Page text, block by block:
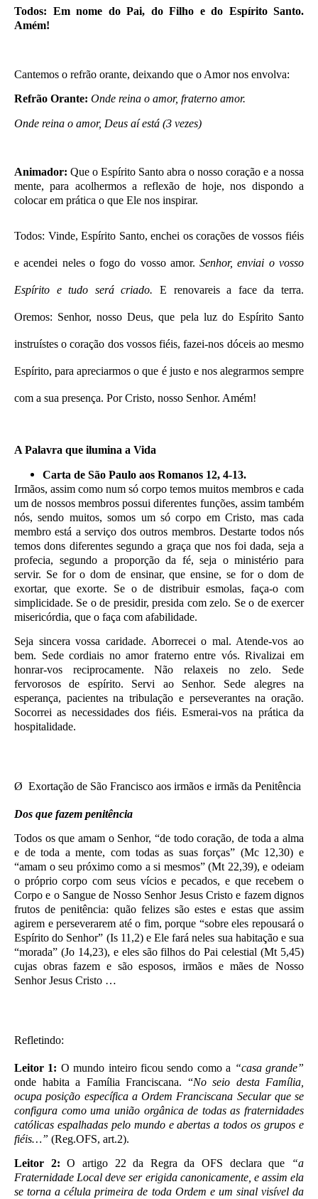
Todos: Em nome do Pai, do Filho e do Espírito Santo.
Amém!
Cantemos o refrão orante, deixando que o Amor nos envolva:
Refrão Orante: Onde reina o amor, fraterno amor.
Onde reina o amor, Deus aí está (3 vezes)
Animador: Que o Espírito Santo abra o nosso coração e a nossa
mente, para acolhermos a reflexão de hoje, nos dispondo a
colocar em prática o que Ele nos inspirar.
Todos: Vinde, Espírito Santo, enchei os corações de vossos fiéis
e acendei neles o fogo do vosso amor.Senhor, enviai o vosso
Espírito e tudo será criado. E renovareis a face da terra.
Oremos: Senhor, nosso Deus, que pela luz do Espírito Santo
instruístes o coração dos vossos fiéis, fazei-nos dóceis ao mesmo
Espírito, para apreciarmos o que é justo e nos alegrarmos sempre
com a sua presença. Por Cristo, nosso Senhor. Amém!
A Palavra que ilumina a Vida
Carta de São Paulo aos Romanos 12, 4-13.
Irmãos, assim como num só corpo temos muitos membros e cada
um de nossos membros possui diferentes funções, assim também
nós, sendo muitos, somos um só corpo em Cristo, mas cada
membro está a serviço dos outros membros. Destarte todos nós
temos dons diferentes segundo a graça que nos foi dada, seja a
profecia, segundo a proporção da fé, seja o ministério para
servir. Se for o dom de ensinar, que ensine, se for o dom de
exortar, que exorte. Se o de distribuir esmolas, faça-o com
simplicidade. Se o de presidir, presida com zelo. Se o de exercer
misericórdia, que o faça com afabilidade.
Seja sincera vossa caridade. Aborrecei o mal. Atende-vos ao
bem. Sede cordiais no amor fraterno entre vós. Rivalizai em
honrar-vos reciprocamente. Não relaxeis no zelo. Sede
fervorosos de espírito. Servi ao Senhor. Sede alegres na
esperança, pacientes na tribulação e perseverantes na oração.
Socorrei as necessidades dos fiéis. Esmerai-vos na prática da
hospitalidade.
Ø Exortação de São Francisco aos irmãos e irmãs da Penitência
Dos que fazem penitência
Todos os que amam o Senhor, “de todo coração, de toda a alma
e de toda a mente, com todas as suas forças” (Mc 12,30) e
“amam o seu próximo como a si mesmos” (Mt 22,39), e odeiam
o próprio corpo com seus vícios e pecados, e que recebem o
Corpo e o Sangue de Nosso Senhor Jesus Cristo e fazem dignos
frutos de penitência: quão felizes são estes e estas que assim
agirem e perseverarem até o fim, porque “sobre eles repousará o
Espírito do Senhor” (Is 11,2) e Ele fará neles sua habitação e sua
“morada” (Jo 14,23), e eles são filhos do Pai celestial (Mt 5,45)
cujas obras fazem e são esposos, irmãos e mães de Nosso
Senhor Jesus Cristo …
Refletindo:
Leitor 1: O mundo inteiro ficou sendo como a “casa grande”
onde habita a Família Franciscana. “No seio desta Família,
ocupa posição específica a Ordem Franciscana Secular que se
configura como uma união orgânica de todas as fraternidades
católicas espalhadas pelo mundo e abertas a todos os grupos e
fiéis…” (Reg.OFS, art.2).
Leitor 2:O artigo 22 da Regra da OFS declara que
“a
Fraternidade Local deve ser erigida canonicamente, e assim ela
se torna a célula primeira de toda Ordem e um sinal visível da